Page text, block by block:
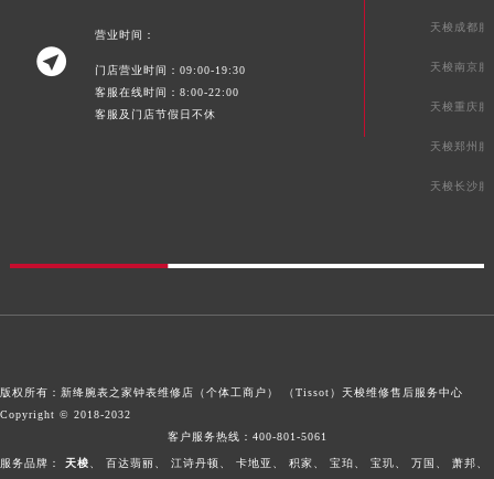

营业时间：
门店营业时间：09:00-19:30
客服在线时间：8:00-22:00
客服及门店节假日不休
天梭成都服
天梭南京服
天梭重庆服
天梭郑州服
天梭长沙服
版权所有：新绛腕表之家钟表维修店（个体工商户） （Tissot） 天梭维修售后服务中心
Copyright © 2018-2032
客户服务热线： 400-801-5061
服务品牌： 天梭 百达翡丽 江诗丹顿 卡地亚 积家 宝珀 宝玑 万国 萧邦